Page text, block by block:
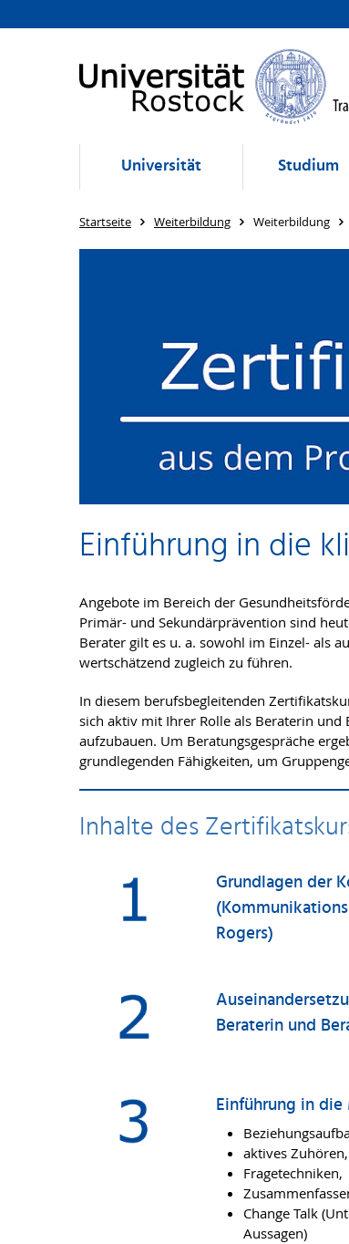
Universität Studium
Startseite Weiterbildung Weiterbildung
Einführung in die
Angebote im Bereich der
Primär- und Sekundärprävention sind
Berater gilt es u. a. sowohl im Einzel- als
wertschätzend zugleich zu führen.
In diesem berufsbegleitenden
sich aktiv mit Ihrer Rolle als Beraterin und
aufzubauen. Um Beratungsgespräche
grundlegenden Fähigkeiten, um
Inhalte des
Grundlagen der
Rogers)
Beraterin und
Einführung in
aktives Zuhören,
Fragetechniken,
Change Talk
Aussagen)